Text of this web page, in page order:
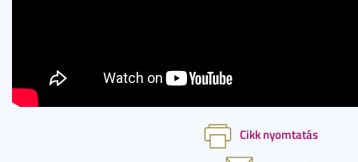
Cikk nyomtatás